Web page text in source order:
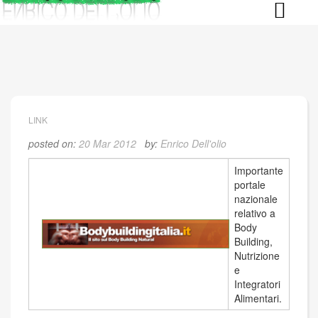
Skip
LINK
posted on: 20 Mar 2012 by: Enrico Dell'olio
Importante
portale
nazionale
relativo a
Body
Building,
Nutrizione
e
Integratori
Alimentari.